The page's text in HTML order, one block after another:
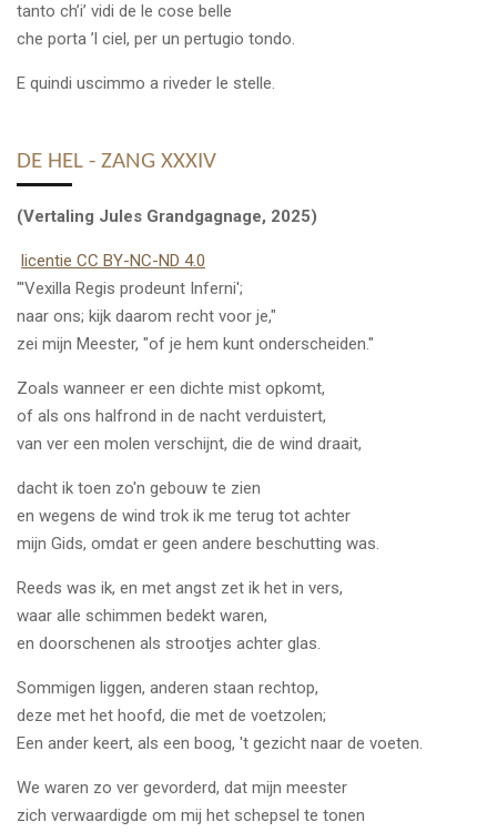
tanto ch’i’ vidi de le cose belle
che porta ’l ciel, per un pertugio tondo.
E quindi uscimmo a riveder le stelle.
DE HEL - ZANG XXXIV
(Vertaling Jules Grandgagnage, 2025)
licentie CC BY-NC-ND 4.0
"'Vexilla Regis prodeunt Inferni';
naar ons; kijk daarom recht voor je,"
zei mijn Meester, "of je hem kunt onderscheiden."
Zoals wanneer er een dichte mist opkomt,
of als ons halfrond in de nacht verduistert,
van ver een molen verschijnt, die de wind draait,
dacht ik toen zo'n gebouw te zien
en wegens de wind trok ik me terug tot achter
mijn Gids, omdat er geen andere beschutting was.
Reeds was ik, en met angst zet ik het in vers,
waar alle schimmen bedekt waren,
en doorschenen als strootjes achter glas.
Sommigen liggen, anderen staan ​​rechtop,
deze met het hoofd, die met de voetzolen;
Een ander keert, als een boog, 't gezicht naar de voeten.
We waren zo ver gevorderd, dat mijn meester
zich verwaardigde om mij het schepsel te tonen